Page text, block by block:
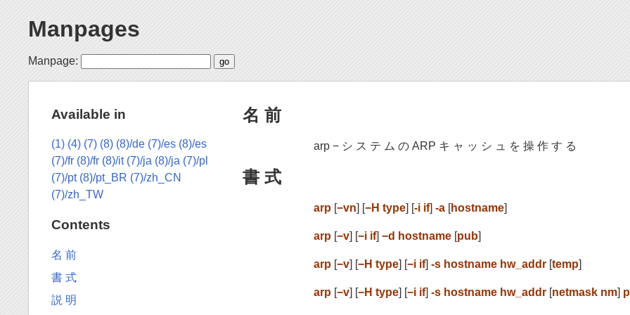
Manpages
Manpage:
名 前
arp − シ ス テ ム の ARP キ ャ ッ シ ュ を 操 作 す る
書 式
arp [−vn] [−H type] [-i if]-a [hostname]
arp [−v] [−i if]−d hostname [pub]
arp [−v] [−H type] [−i if]-s hostname hw_addr [temp]
arp [−v] [−H type] [−i if]-s hostname hw_addr [netmask nm]
Available in
(1) (4) (7) (8) (8)/de (7)/es (8)/es
(7)/fr (8)/fr (8)/it (7)/ja (8)/ja (7)/pl
(7)/pt (8)/pt_BR (7)/zh_CN
(7)/zh_TW
Contents
名 前
書 式
説 明